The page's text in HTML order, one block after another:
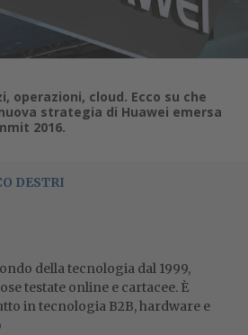
operazioni, cloud. Ecco su che
strategia di Huawei emersa
2016.
DESTRI
della tecnologia dal 1999,
testate online e cartacee. È
in tecnologia B2B, hardware e